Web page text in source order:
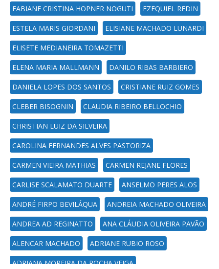
FABIANE CRISTINA HOPNER NOGUTI EZEQUIEL REDIN
ESTELA MARIS GIORDANI ELISIANE MACHADO LUNARDI
ELISETE MEDIANEIRA TOMAZETTI
ELENA MARIA MALLMANN DANILO RIBAS BARBIERO
DANIELA LOPES DOS SANTOS CRISTIANE RUIZ GOMES
CLEBER BISOGNIN CLAUDIA RIBEIRO BELLOCHIO
CHRISTIAN LUIZ DA SILVEIRA
CAROLINA FERNANDES ALVES PASTORIZA
CARMEN VIEIRA MATHIAS CARMEN REJANE FLORES
CARLISE SCALAMATO DUARTE ANSELMO PERES ALOS
ANDRÉ FIRPO BEVILÁQUA ANDREIA MACHADO OLIVEIRA
ANDREA AD REGINATTO ANA CLÁUDIA OLIVEIRA PAVÃO
ALENCAR MACHADO ADRIANE RUBIO ROSO
ADRIANA MOREIRA DA ROCHA VEIGA